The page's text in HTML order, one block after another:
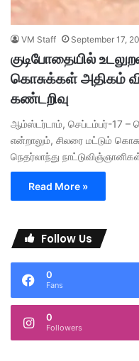
VM Staff September 17,
குடிபோதையில்
கொசுக்கள் அதிகம்
கண்டறிவு
ஆம்ஸ்டர்டாம், செப்டம்பர்-17 –
என்றாலும், சிலரை மட்டும்
நெதர்லாந்து
Read More »
Follow Us
0
Fans
0
Followers